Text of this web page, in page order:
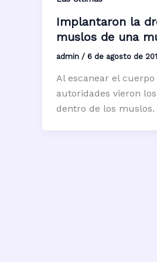
Implantaron la
muslos de una
admin / 6 de agosto de
Al escanear el
autoridades vieron
dentro de los